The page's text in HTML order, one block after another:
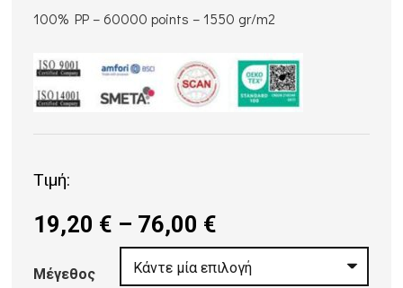
100% PP – 60000 points – 1550 gr/m2
Τιμή:
19,20 € – 76,00 €
range:
19,20 €
Μέγεθος